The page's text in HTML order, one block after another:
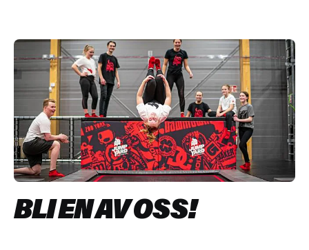
BLI EN AV OSS!